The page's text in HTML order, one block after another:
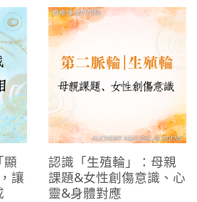
顯
讓
認識「生殖輪」：母親
課題&女性創傷意識、心
靈&身體對應